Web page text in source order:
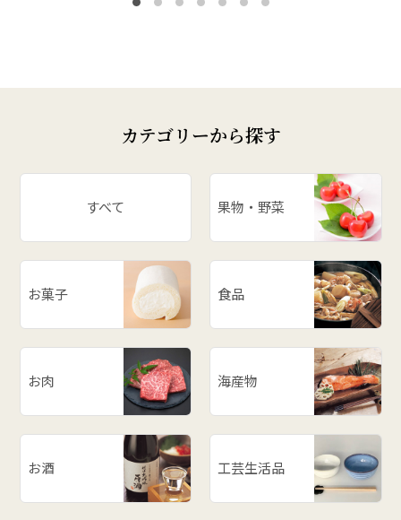
カテゴリーから探す
すべて 果物・野菜
お菓子 食品
お肉 海産物
お酒 工芸生活品